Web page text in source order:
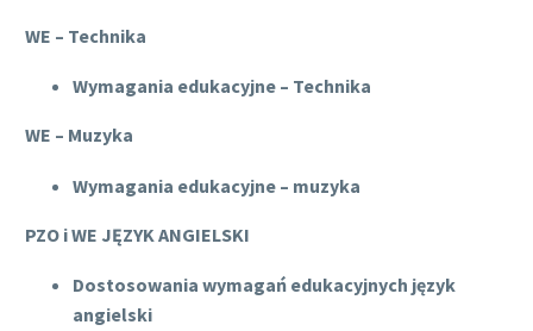
WE – Technika
Wymagania edukacyjne – Technika
WE – Muzyka
Wymagania edukacyjne – muzyka
PZO i WE JĘZYK ANGIELSKI
Dostosowania wymagań edukacyjnych język
angielski